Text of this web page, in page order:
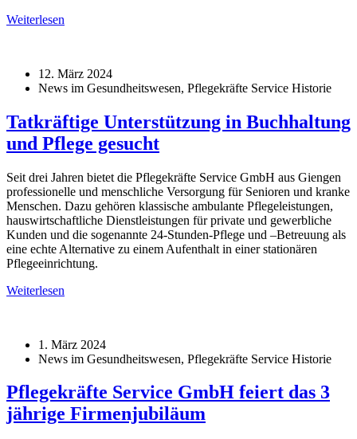
Weiterlesen
12. März 2024
News im Gesundheitswesen, Pflegekräfte Service Historie
Tatkräftige Unterstützung in Buchhaltung
und Pflege gesucht
Seit drei Jahren bietet die Pflegekräfte Service GmbH aus Giengen
professionelle und menschliche Versorgung für Senioren und kranke
Menschen. Dazu gehören klassische ambulante Pflegeleistungen,
hauswirtschaftliche Dienstleistungen für private und gewerbliche
Kunden und die sogenannte 24-Stunden-Pflege und –Betreuung als
eine echte Alternative zu einem Aufenthalt in einer stationären
Pflegeeinrichtung.
Weiterlesen
1. März 2024
News im Gesundheitswesen, Pflegekräfte Service Historie
Pflegekräfte Service GmbH feiert das 3
jährige Firmenjubiläum